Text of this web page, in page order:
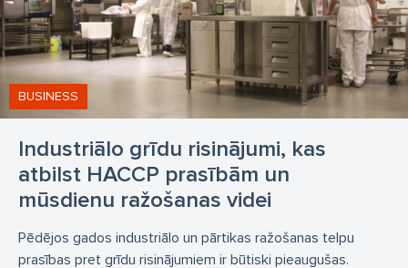
Industriālo grīdu risinājumi, kas
atbilst HACCP prasībām un
mūsdienu ražošanas videi
BUSINESS
Pēdējos gados industriālo un pārtikas ražošanas telpu
prasības pret grīdu risinājumiem ir būtiski pieaugušas.